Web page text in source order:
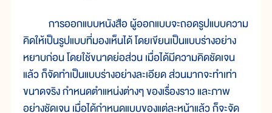
การออกแบบหนังสือ ผู้ออกแบบจะถอดรูปแบบความ
คิดให้เป็นรูปแบบที่มองเห็นได้ โดยเขียนเป็นแบบร่างอย่าง
หยาบก่อน โดยใช้ขนาดย่อส่วน เมื่อได้มีความคิดชัดเจน
แล้ว ก็จัดทำเป็นแบบร่างอย่างละเอียด ส่วนมากจะทำเท่า
ขนาดจริง กำหนดตำแหน่งต่างๆ ของเรื่องราว และภาพ
อย่างชัดเจน เมื่อได้กำหนดแบบของแต่ละหน้าแล้ว ก็จะจัด